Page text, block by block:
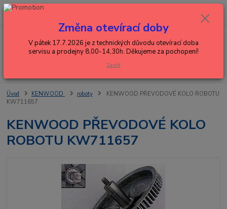
Menu
+420 602 288 130
0,00 Kč
Úvod KENWOOD roboty
KENWOOD PŘEVODOVÉ KOLO ROBOTU
KW711657
KENWOOD PŘEVODOVÉ KOLO
ROBOTU KW711657
Změna otevírací doby
V pátek 17.7.2026 je z technických důvodu otevírací doba
servisu a prodejny 8,00-14,30h. Děkujeme za pochopení!
Zavřít